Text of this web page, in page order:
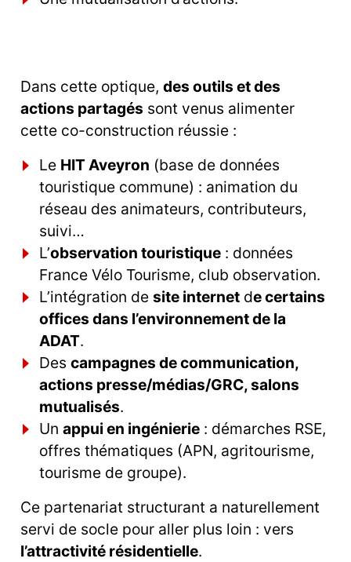
Dans cette optique, des outils et des
actions partagés sont venus alimenter
cette co-construction réussie :
Le HIT Aveyron (base de données
touristique commune) : animation du
réseau des animateurs, contributeurs,
suivi…
L’observation touristique : données
France Vélo Tourisme, club observation.
L’intégration de site internet de certains
offices dans l’environnement de la
ADAT.
Des campagnes de communication,
actions presse/médias/GRC, salons
mutualisés.
Un appui en ingénierie : démarches RSE,
offres thématiques (APN, agritourisme,
tourisme de groupe).
Ce partenariat structurant a naturellement
servi de socle pour aller plus loin : vers
l’attractivité résidentielle.